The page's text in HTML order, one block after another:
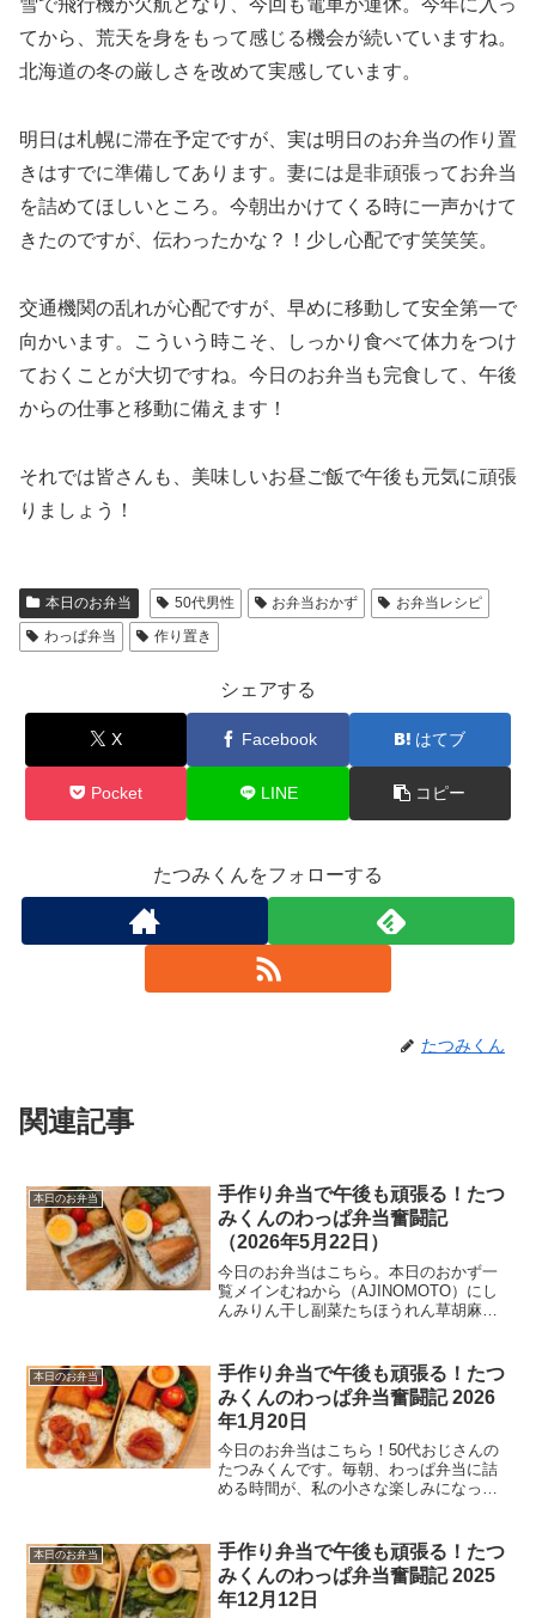
雪で飛行機が欠航となり、今回も電車が運休。今年に入っ
てから、荒天を身をもって感じる機会が続いていますね。
北海道の冬の厳しさを改めて実感しています。
明日は札幌に滞在予定ですが、実は明日のお弁当の作り置
きはすでに準備してあります。妻には是非頑張ってお弁当
を詰めてほしいところ。今朝出かけてくる時に一声かけて
きたのですが、伝わったかな？！少し心配です笑笑笑。
交通機関の乱れが心配ですが、早めに移動して安全第一で
向かいます。こういう時こそ、しっかり食べて体力をつけ
ておくことが大切ですね。今日のお弁当も完食して、午後
からの仕事と移動に備えます！
それでは皆さんも、美味しいお昼ご飯で午後も元気に頑張
りましょう！
本日のお弁当 50代男性 お弁当おかず
お弁当レシピ
わっぱ弁当
作り置き
シェアする
X Facebook はてブ
Pocket LINE コピー
たつみくんをフォローする
たつみくん
関連記事
本日のお弁当
手作り弁当で午後も頑張る！たつ
みくんのわっぱ弁当奮闘記
（2026年5月22日）
今日のお弁当はこちら。本日のおかず一
覧メインむねから（AJINOMOTO）にし
んみりん干し副菜たちほうれん草胡麻和
レワークの日なので、朝のルーティンで
ある散歩は欠かせな...
本日のお弁当
手作り弁当で午後も頑張る！たつ
みくんのわっぱ弁当奮闘記 2026
年1月20日
今日のお弁当はこちら！50代おじさんの
たつみくんです。毎朝、わっぱ弁当に詰
める時間が、私の小さな楽しみになって
日のおかず一覧メインおかずむねから
（ニチレイ）副菜たちにん...
本日のお弁当
手作り弁当で午後も頑張る！たつ
みくんのわっぱ弁当奮闘記 2025
年12月12日